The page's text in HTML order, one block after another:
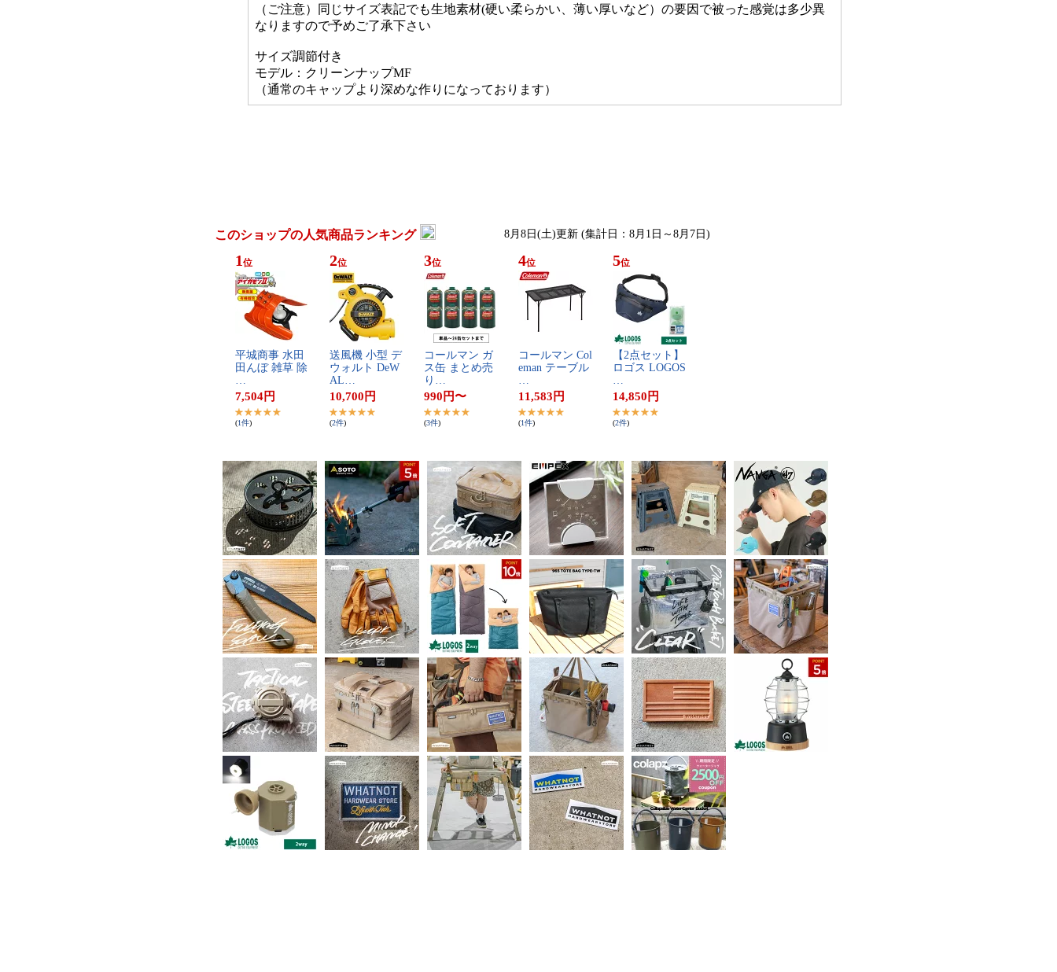
（ご注意）同じサイズ表記でも生地素材(硬い柔らかい、薄い厚いなど）の要因で被った感覚は多少異
なりますので予めご了承下さい
サイズ調節付き
モデル：クリーンナップMF
（通常のキャップより深めな作りになっております）
このショップの人気商品ランキング 8月8日(土)更新 (集計日：8月1日～8月7日)
1 位
平​城​商​事​ ​水​田​ ​
田​ん​ぼ​ ​雑​草​ ​除​
…
7,504円
(1件)
2位
送​風​機​ ​小​型​ ​デ​
ウ​ォ​ル​ト​ ​D​e​W​
A​L​…
10,700 円
(2件)
3位
コ​ー​ル​マ​ン​ ​ガ​
ス​缶​ ​ま​と​め​売​
り​…
990 円〜
(3件)
4位
コ​ー​ル​マ​ン​ ​C​o​l​
e​m​a​n​ ​テ​ー​ブ​ル​ ​
…
11,583 円
(1件)
5位
【​2​点​セ​ッ​ト​】​ ​
ロ​ゴ​ス​ ​L​O​G​O​S​
​…
14,850 円
(2件)